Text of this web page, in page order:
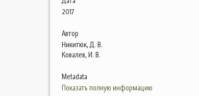
2017
Автор
Никитюк, Д. В.
Ковалев, И. В.
Metadata
Показать полную информацию